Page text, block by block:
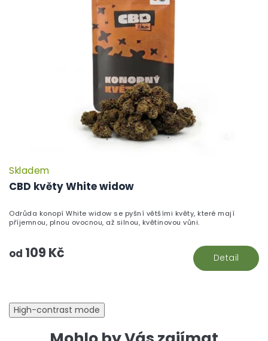
CBD květy White widow
Skladem
od 109 Kč Detail
Odrůda konopí White widow se pyšní většími květy, které mají
příjemnou, plnou ovocnou, až silnou, květinovou vůni.
High-contrast mode